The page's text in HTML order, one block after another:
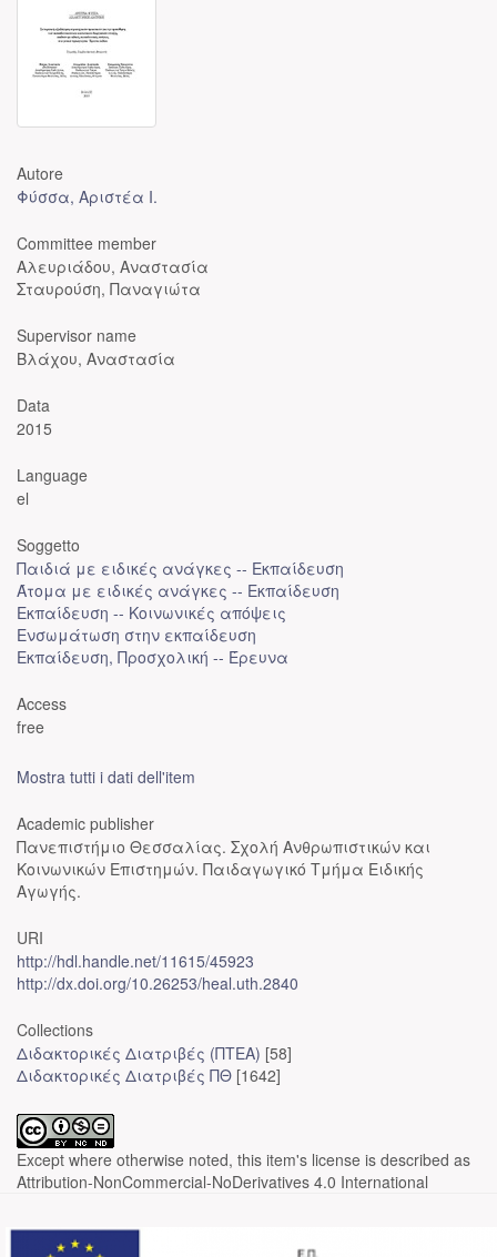
Autore
Φύσσα, Αριστέα Ι.
Committee member
Αλευριάδου, Αναστασία
Σταυρούση, Παναγιώτα
Supervisor name
Βλάχου, Αναστασία
Data
2015
Language
el
Soggetto
Παιδιά με ειδικές ανάγκες -- Εκπαίδευση
Άτομα με ειδικές ανάγκες -- Εκπαίδευση
Εκπαίδευση -- Κοινωνικές απόψεις
Ενσωμάτωση στην εκπαίδευση
Εκπαίδευση, Προσχολική -- Έρευνα
Access
free
Mostra tutti i dati dell'item
Academic publisher
Πανεπιστήμιο Θεσσαλίας. Σχολή Ανθρωπιστικών και
Κοινωνικών Επιστημών. Παιδαγωγικό Τμήμα Ειδικής
Αγωγής.
URI
http://hdl.handle.net/11615/45923
http://dx.doi.org/10.26253/heal.uth.2840
Collections
Διδακτορικές Διατριβές (ΠΤΕΑ) [58]
Διδακτορικές Διατριβές ΠΘ [1642]
Except where otherwise noted, this item's license is described as
Attribution-NonCommercial-NoDerivatives 4.0 International